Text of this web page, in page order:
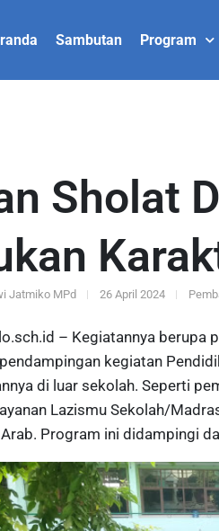
Sambutan Program
Sholat
Jatmiko MPd 26 April 2024
– Kegiatannya berupa
kegiatan
di luar sekolah. Seperti
Lazismu Sekolah/
Program ini didampingi